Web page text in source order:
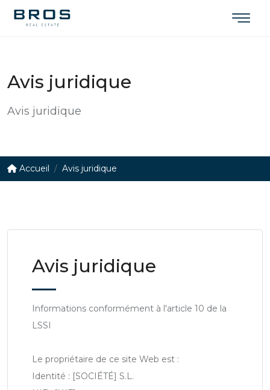
Avis juridique
Avis juridique
Accueil Avis juridique
Avis juridique
Informations conformément à l'article 10 de la
LSSI
Le propriétaire de ce site Web est :
Identité : [SOCIÉTÉ] S.L.